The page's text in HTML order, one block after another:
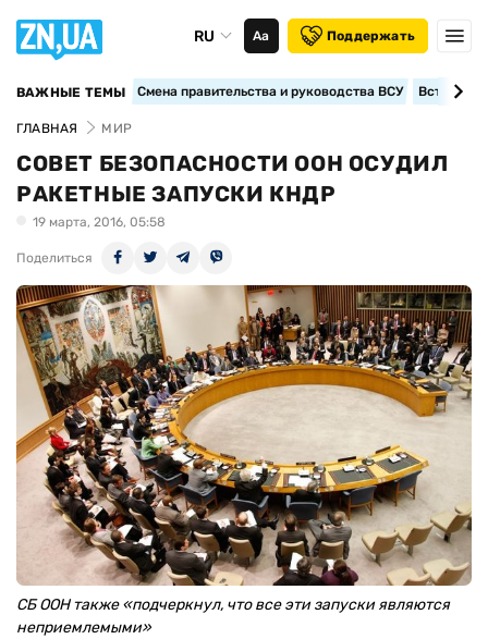
RU Аа Поддержать
ВАЖНЫЕ ТЕМЫ Смена правительства и руководства ВСУ
ГЛАВНАЯ МИР
СОВЕТ БЕЗОПАСНОСТИ ООН ОСУДИЛ
РАКЕТНЫЕ ЗАПУСКИ КНДР
19 марта, 2016, 05:58
Поделиться
СБ ООН также «подчеркнул, что все эти запуски являются
неприемлемыми»